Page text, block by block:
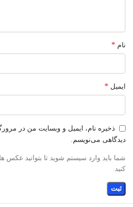
نام *
ایمیل *
ذخیره نام، ایمیل و وبسایت من در
دیدگاهی می‌نویسم.
شما باید وارد سیستم شوید تا بتوانید عکس
کنید.